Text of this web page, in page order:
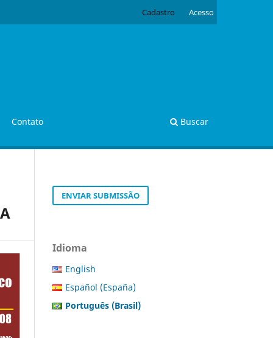
Contato Buscar
Cadastro Acesso
ENVIAR SUBMISSÃO
Idioma
English
Español (España)
Português (Brasil)